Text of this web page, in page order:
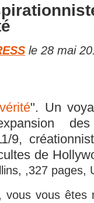
le 28 mai
". Un
des
9,
de
,327 pages,
vous vous êtes